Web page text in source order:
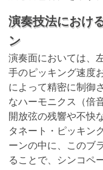
演奏技法におけ
ン
演奏面においては、
手のピッキング速度
によって精密に制御
なハーモニクス（倍
開放弦の残響や不快
タネート・ピッキン
ーンの中に、このブ
ることで、シンコペ